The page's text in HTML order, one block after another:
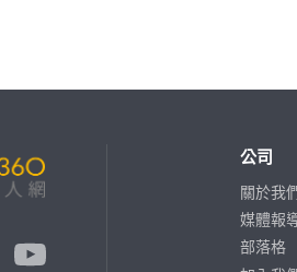
公司
關於我
媒體報
部落格